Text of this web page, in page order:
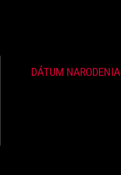
DÁTUM NARODENIA